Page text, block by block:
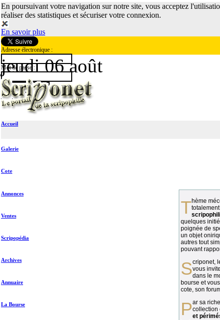
En poursuivant votre navigation sur notre site, vous acceptez
réaliser des statistiques et sécuriser votre connexion.
En savoir plus
Adresse électronique :
Mot de passe :
jeudi 06 août
Accueil
Galerie
Cote
Annonces
Ventes
Scripopédia
Archives
Annuaire
La Bourse
Thème méconnu des collectionneurs et
quelques
poignée de
un objet
autres tout
pouvant
vous
dans le
bourse et
cote, son
Par sa richesse et sa diversité, lacollection
et